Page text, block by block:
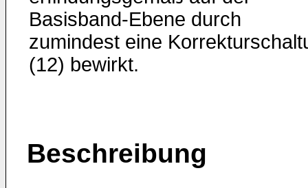
Basisband-Ebene durch
zumindest eine
(12) bewirkt.
Beschreibung